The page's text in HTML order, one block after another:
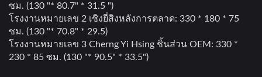
ซม. (130 "* 80.7" * 31.5 ")
โรงงานหมายเลข 2 เชิงยี่สิงหลังการตลาด: 330 * 180 * 75
ซม. (130 "* 70.8" * 29.5)
โรงงานหมายเลข 3 Cherng Yi Hsing ชิ้นส่วน OEM: 330 *
230 * 85 ซม. (130 "* 90.5" * 33.5")